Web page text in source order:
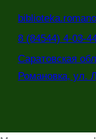
8 (84544) 4-03-
Саратовская
Романовка, ул.